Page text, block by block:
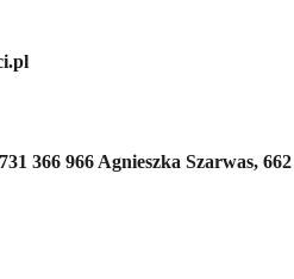
731 366 966 Agnieszka Szarwas, 662